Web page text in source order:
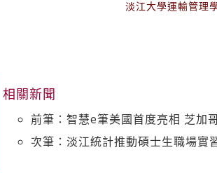
淡江大學運輸管理
相關新聞
前筆：智慧e筆美國首度亮相 芝加
次筆：淡江統計推動碩士生職場實